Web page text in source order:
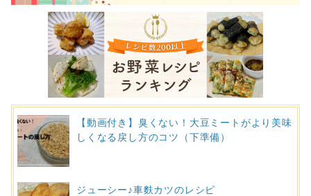
【動画付き】臭くない！大豆ミートがより美味
しくなる戻し方のコツ（下準備）
ジューシー♪車麩カツのレシピ